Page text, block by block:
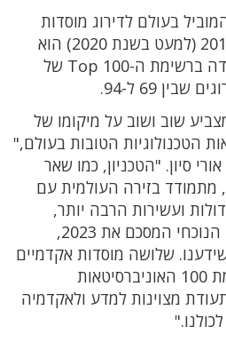
בעולם לדירוג מוסדות
להשכלה גבוהה, ומאז 2012 (למעט בשנת 2020) הוא
מציב את הטכניון בהתמדה ברשימת ה-Top 100 של
69 ל-94.
שוב ושוב על מיקומו של
הטכנולוגיות הטובות בעולם,"
סיון. "הטכניון, כמו שאר
מתמודד בזירה העולמית עם
ועשירות הרבה יותר,
ומצליח בכך אפילו במדד הנוכחי המסכם את 2023,
שלושה מוסדות אקדמיים
ישראליים נכללים ברשימת 100 האוניברסיטאות
מצוינות למדע ולאקדמיה